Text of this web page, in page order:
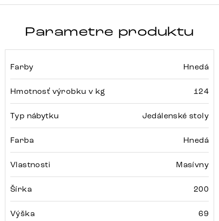
Parametre produktu
Farby Hnedá
Hmotnosť výrobku v kg 124
Typ nábytku Jedálenské stoly
Farba Hnedá
Vlastnosti Masívny
Šírka 200
Výška 69